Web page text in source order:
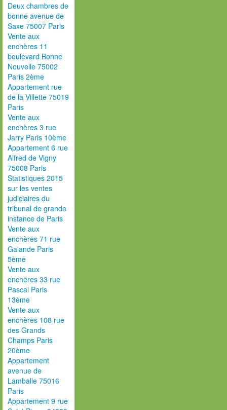
Deux chambres de
bonne avenue de
Saxe 75007 Paris
Vente aux
enchères 11
boulevard Bonne
Nouvelle 75002
Paris 2ème
Appartement rue
de la Villette 75019
Paris
Vente aux
enchères 3 rue
Jarry Paris 10ème
Appartement 6 rue
Alfred de Vigny
75008 Paris
Statistiques 2015
sur les ventes
judiciaires du
tribunal de grande
instance de Paris
Vente aux
enchères 71 rue
Galande Paris
5ème
Vente aux
enchères 33 rue
Pascal Paris
13ème
Vente aux
enchères 108 rue
des Grands
Champs Paris
20ème
Appartement
avenue de
Lamballe 75016
Paris
Appartement 9 rue